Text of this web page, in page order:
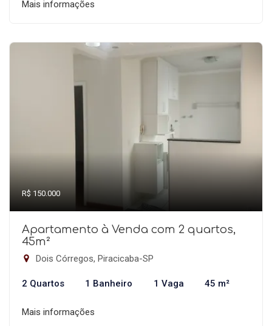
Mais informações
R$ 150.000
Apartamento à Venda com 2 quartos,
45m²
Dois Córregos, Piracicaba-SP
2 Quartos 1 Banheiro 1 Vaga 45 m²
Mais informações